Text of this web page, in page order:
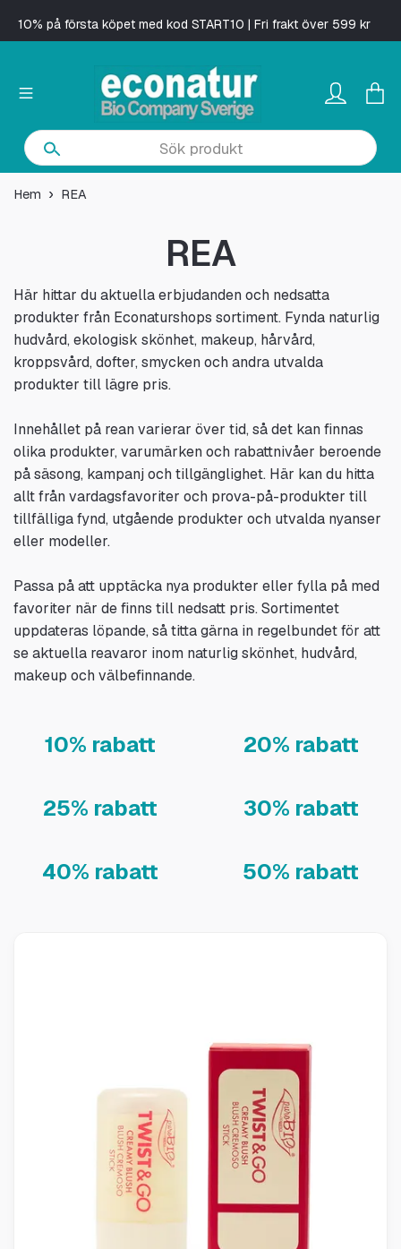
10% på första köpet med kod START10 | Fri frakt över 599 kr
Hem REA
REA
Här hittar du aktuella erbjudanden och nedsatta
produkter från Econaturshops sortiment. Fynda naturlig
hudvård, ekologisk skönhet, makeup, hårvård,
kroppsvård, dofter, smycken och andra utvalda
produkter till lägre pris.
Innehållet på rean varierar över tid, så det kan finnas
olika produkter, varumärken och rabattnivåer beroende
på säsong, kampanj och tillgänglighet. Här kan du hitta
allt från vardagsfavoriter och prova-på-produkter till
tillfälliga fynd, utgående produkter och utvalda nyanser
eller modeller.
Passa på att upptäcka nya produkter eller fylla på med
favoriter när de finns till nedsatt pris. Sortimentet
uppdateras löpande, så titta gärna in regelbundet för att
se aktuella reavaror inom naturlig skönhet, hudvård,
makeup och välbefinnande.
10% rabatt 20% rabatt
25% rabatt 30% rabatt
40% rabatt 50% rabatt